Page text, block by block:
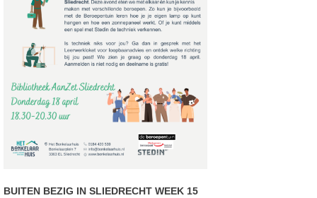
BUITEN BEZIG IN SLIEDRECHT WEEK 15